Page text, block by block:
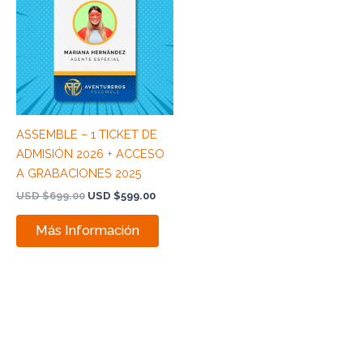
ASSEMBLE – 1 TICKET DE
ADMISIÓN 2026 + ACCESO
A GRABACIONES 2025
USD $699.00
USD
$699.00.
USD $599.00
USD
$599.00.
Más Información